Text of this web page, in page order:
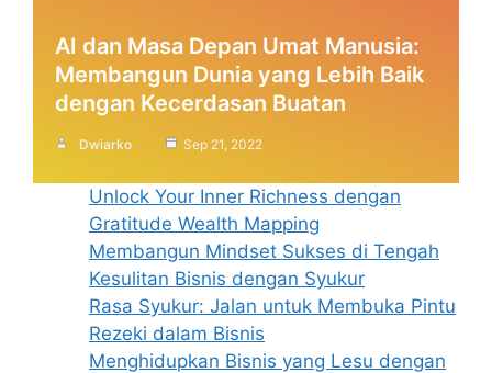
AI dan Masa Depan Umat Manusia:
Membangun Dunia yang Lebih Baik
dengan Kecerdasan Buatan
Dwiarko Sep 21, 2022
Unlock Your Inner Richness dengan
Gratitude Wealth Mapping
Membangun Mindset Sukses di Tengah
Kesulitan Bisnis dengan Syukur
Rasa Syukur: Jalan untuk Membuka Pintu
Rezeki dalam Bisnis
Menghidupkan Bisnis yang Lesu dengan